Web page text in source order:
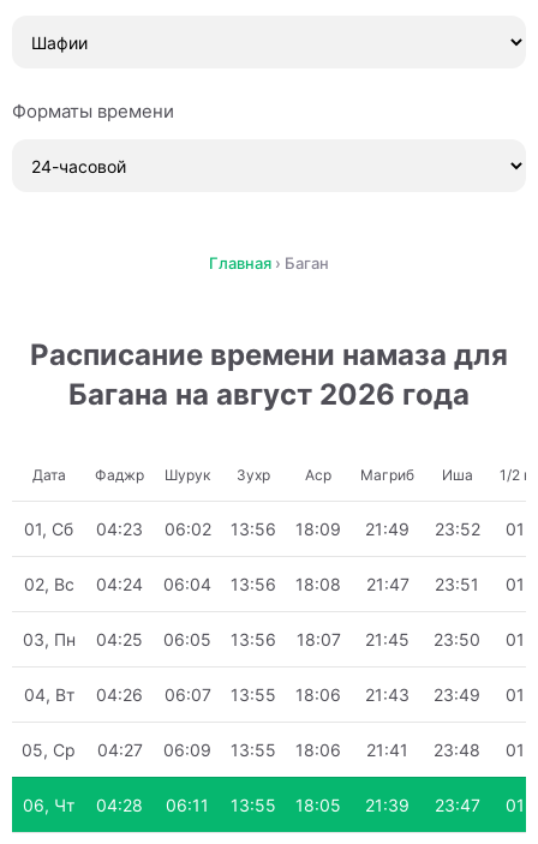
Форматы времени
Главная › Баган
Расписание времени намаза для
Багана на август 2026 года
Дата Фаджр Шурук Зухр Аср Магриб Иша 1/2
01, Сб 04:23 06:02 13:56 18:09 21:49 23:52
02, Вс 04:24 06:04 13:56 18:08 21:47 23:51
03, Пн 04:25 06:05 13:56 18:07 21:45 23:50
04, Вт 04:26 06:07 13:55 18:06 21:43 23:49
05, Ср 04:27 06:09 13:55 18:06 21:41 23:48
06, Чт 04:28 06:11 13:55 18:05 21:39 23:47